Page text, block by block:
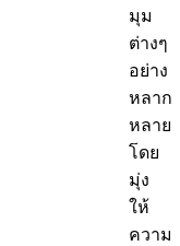
มุม
ต่างๆ
อย่าง
หลาก
หลาย
โดย
มุ่ง
ให้
ความ